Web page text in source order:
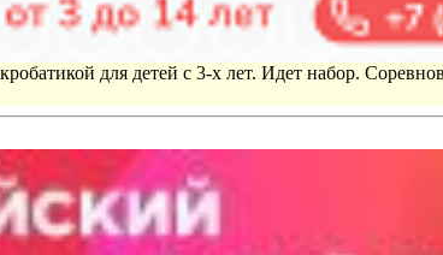
для детей с 3-х лет. Идет набор.